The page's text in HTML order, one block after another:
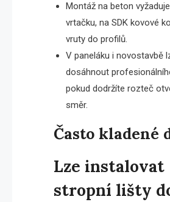
Montáž na beton
vrtačku, na SDK kovové
vruty do profilů.
V paneláku i novostavbě
dosáhnout
pokud dodržíte rozteč
směr.
Často kladené
Lze instalovat
stropní lišty